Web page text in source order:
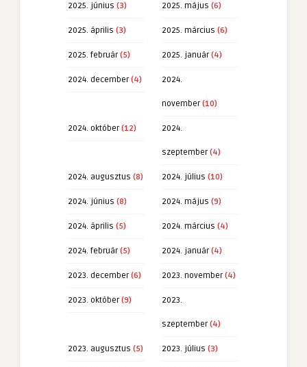
2025. június (3) 2025. május (6)
2025. április (3) 2025. március (6)
2025. február(5) 2025. január(4)
2024. december(4) 2024.
november(10)
2024. október(12) 2024.
szeptember(4)
2024. augusztus (8) 2024. július (10)
2024. június (8) 2024. május (9)
2024. április (5) 2024. március (4)
2024. február(5) 2024. január(4)
2023. december(6) 2023. november(4)
2023. október(9) 2023.
szeptember(4)
2023. augusztus (5) 2023. július (3)